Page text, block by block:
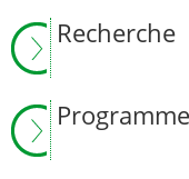
Recherche